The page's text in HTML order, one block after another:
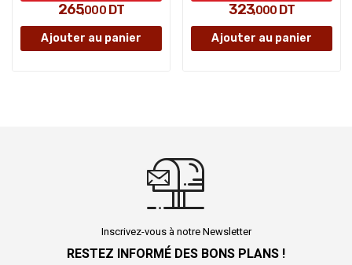
265,000DT
Ajouter au panier
323,000 DT
Ajouter au panier
Inscrivez-vous à notre Newsletter
RESTEZ INFORMÉ DES BONS PLANS !